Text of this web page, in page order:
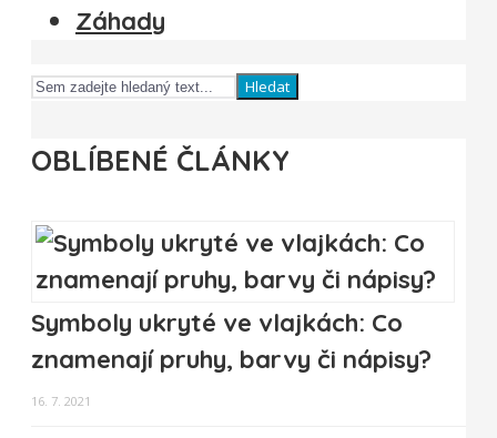
Záhady
Hledat
OBLÍBENÉ ČLÁNKY
Symboly ukryté ve vlajkách: Co
znamenají pruhy, barvy či nápisy?
16. 7. 2021